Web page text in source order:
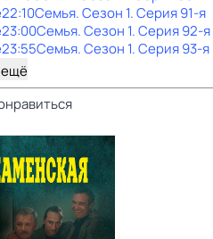
22:10Семья. Сезон 1. Серия 91-я
23:00Семья. Сезон 1. Серия 92-я
23:55Семья. Сезон 1. Серия 93-я
ещё